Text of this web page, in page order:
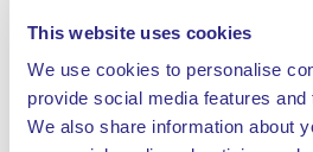
This website uses cookies
We use cookies to personalise
provide social media features
We also share information about